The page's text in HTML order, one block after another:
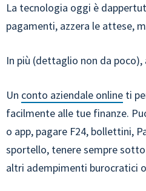
La tecnologia oggi è
pagamenti, azzera le attese,
In più (dettaglio non da
Un conto aziendale online ti
facilmente alle tue finanze.
o app, pagare F24, bollettini,
sportello, tenere sempre
altri adempimenti burocratici